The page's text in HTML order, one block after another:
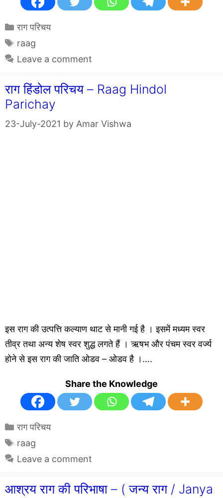
Categories
राग परिचय
Tags
raag
Leave a comment
राग हिंडोल परिचय – Raag Hindol
Parichay
23-July-2021 by Amar Vishwa
इस राग की उत्पत्ति कल्याण थाट से मानी गई है । इसमें मध्यम स्वर
तीव्र तथा अन्य शेष स्वर शुद्ध लगते हैं । ऋषभ और पंचम स्वर वर्ज्य
होने से इस राग की जाति ओडव – ओडव है ।….
Share the Knowledge
Categories
राग परिचय
Tags
raag
Leave a comment
आश्रय राग की परिभाषा – ( जन्य राग / Janya